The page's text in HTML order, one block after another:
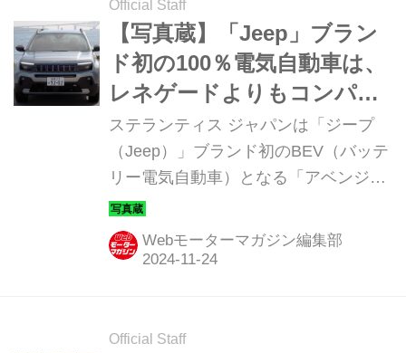
Official Staff
【写真蔵】「Jeep」ブラン
ド初の100％電気自動車は、
レネゲードよりもコンパク
トな「アベンジャー」
ステランティス ジャパンは「ジープ
（Jeep）」ブランド初のBEV（バッテ
リー電気自動車）となる「アベンジャ
ー（Avenger）」を日本デビュー。そ
のディテールを写真で紹介しよう。
Webモーターマガジン編集部
Official Staff